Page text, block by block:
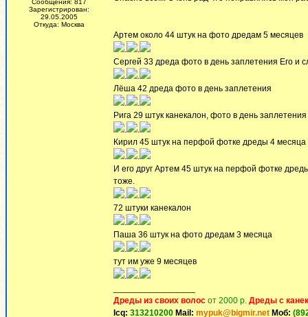
Сообщения: 817
Зарегистрирован:
29.05.2005
Откуда: Москва
Артем около 44 штук на фото дредам 5 месяцев
.
.
Сергей 33 дреда фото в день заплетения Его и
.
.
Лёша 42 дреда фото в день заплетения
.
.
Рига 29 штук канекалон, фото в день заплетения
.
.
Кирил 45 штук на перфой фотке дреды 4
.
.
И его друг Артем 45 штук на перфой фотке
тоже.
.
.
72 штуки канекалон
.
.
Паша 36 штук на фото дредам 3 месяца
.
.
тут им уже 9 месяцев
.
.
Дреды из своих волос от 2000 р. Дреды с
Icq: 313210200 Mail: mypuk@bigmir.net Моб: